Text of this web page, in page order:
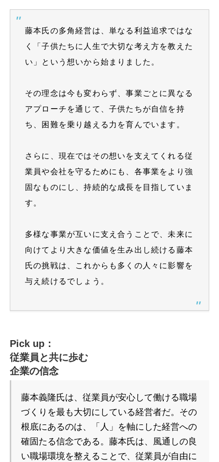
藤本氏の多角経営は、単なる利益追求ではな
く「子供たちに人生で大切な考え方を教えた
い」という想いから始まりました。
その理念は今も変わらず、事業ごとに異なる
アプローチを通じて、子供たちが自信を持
ち、困難を乗り越える力を育んでいます。
さらに、現在ではその想いを支えてくれる従
業員や会社を守るためにも、各事業をより強
固なものにし、持続的な成長を目指していま
す。
多様な事業が互いに支え合うことで、未来に
向けてより大きな価値を生み出し続ける藤本
氏の挑戦は、これからも多くの人々に影響を
与え続けるでしょう。
Pick up：
従業員と共に歩む
企業の信念
藤本義隆氏は、従業員が安心して働ける職場
づくりを最も大切にしている経営者だ。その
根底にあるのは、「人」を軸にした経営への
確固たる信念である。藤本氏は、風通しの良
い職場環境を整えることで、従業員が自由に